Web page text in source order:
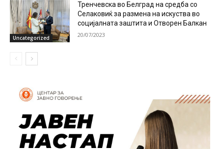
Uncategorized
Тренчевска во Белград на средба со
Селаковиќ за размена на искуства во
социјалната заштита и Отворен Балкан
20/07/2023